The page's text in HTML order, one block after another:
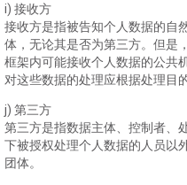
i) 接收方
接收方是指被告知个人数据的自
体，无论其是否为第三方。但是
框架内可能接收个人数据的公共
对这些数据的处理应根据处理目
j) 第三方
第三方是指数据主体、控制者、
下被授权处理个人数据的人员以
团体。